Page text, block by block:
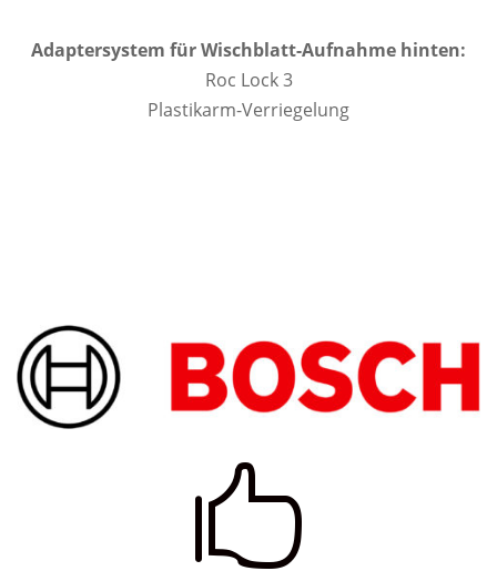
Adaptersystem für Wischblatt-Aufnahme hinten:
Roc Lock 3
Plastikarm-Verriegelung
